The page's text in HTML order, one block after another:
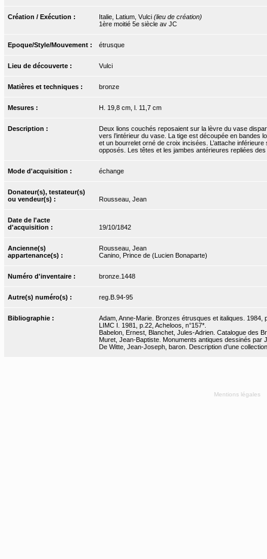
Création / Exécution : Italie, Latium, Vulci (lieu de création)
1ère moitié 5e siècle av JC
Epoque/Style/Mouvement : étrusque
Lieu de découverte : Vulci
Matières et techniques : bronze
Mesures : H. 19,8 cm, l. 11,7 cm
Description :
Deux lions couchés reposaient sur la lèvre du vase
vers l’intérieur du vase. La tige est découpée en bandes
et un bourrelet orné de croix incisées. L’attache
opposés. Les têtes et les jambes antérieures repliées
Mode d'acquisition : échange
Donateur(s), testateur(s)
ou vendeur(s) :
Rousseau, Jean
Date de l'acte
d'acquisition :
19/10/1842
Ancienne(s)
appartenance(s) :
Rousseau, Jean
Canino, Prince de (Lucien Bonaparte)
Numéro d'inventaire : bronze.1448
Autre(s) numéro(s) : reg.B.94-95
Bibliographie :
Adam, Anne-Marie. Bronzes étrusques et italiques. 1984,
LIMC I. 1981, p.22, Acheloos, n°157*.
Babelon, Ernest, Blanchet, Jules-Adrien. Catalogue des
Muret, Jean-Baptiste. Monuments antiques dessinés par
De Witte, Jean-Joseph, baron. Description d’une
Mentions légales